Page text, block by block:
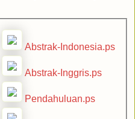
Abstrak-Indonesia.ps
Abstrak-Inggris.ps
Pendahuluan.ps